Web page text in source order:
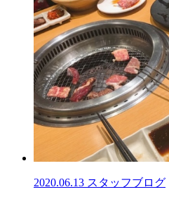
2020.06.13 スタッフブログ